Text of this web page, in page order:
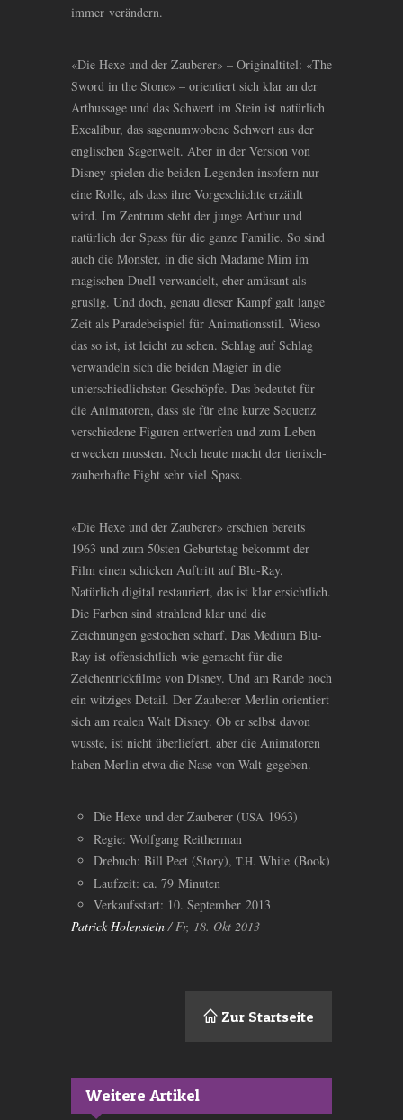
immer verändern.
«Die Hexe und der Zauberer» – Originaltitel: «The
Sword in the Stone» – orientiert sich klar an der
Arthussage und das Schwert im Stein ist natürlich
Excalibur, das sagenumwobene Schwert aus der
englischen Sagenwelt. Aber in der Version von
Disney spielen die beiden Legenden insofern nur
eine Rolle, als dass ihre Vorgeschichte erzählt
wird. Im Zentrum steht der junge Arthur und
natürlich der Spass für die ganze Familie. So sind
auch die Monster, in die sich Madame Mim im
magischen Duell verwandelt, eher amüsant als
gruslig. Und doch, genau dieser Kampf galt lange
Zeit als Paradebeispiel für Animationsstil. Wieso
das so ist, ist leicht zu sehen. Schlag auf Schlag
verwandeln sich die beiden Magier in die
unterschiedlichsten Geschöpfe. Das bedeutet für
die Animatoren, dass sie für eine kurze Sequenz
verschiedene Figuren entwerfen und zum Leben
erwecken mussten. Noch heute macht der tierisch-
zauberhafte Fight sehr viel Spass.
«Die Hexe und der Zauberer» erschien bereits
1963 und zum 50sten Geburtstag bekommt der
Film einen schicken Auftritt auf Blu-Ray.
Natürlich digital restauriert, das ist klar ersichtlich.
Die Farben sind strahlend klar und die
Zeichnungen gestochen scharf. Das Medium Blu-
Ray ist offensichtlich wie gemacht für die
Zeichentrickfilme von Disney. Und am Rande noch
ein witziges Detail. Der Zauberer Merlin orientiert
sich am realen Walt Disney. Ob er selbst davon
wusste, ist nicht überliefert, aber die Animatoren
haben Merlin etwa die Nase von Walt gegeben.
Die Hexe und der Zauberer (USA 1963)
Regie: Wolfgang Reitherman
Drebuch: Bill Peet (Story), T.H. White (Book)
Laufzeit: ca. 79 Minuten
Verkaufsstart: 10. September 2013
Patrick Holenstein / Fr, 18. Okt 2013
Zur Startseite
Weitere Artikel